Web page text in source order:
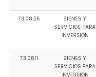
73.08.05
BIENES Y
SERVICIOS PARA
INVERSIÓN
73.08.11
BIENES Y
SERVICIOS PARA
INVERSIÓN